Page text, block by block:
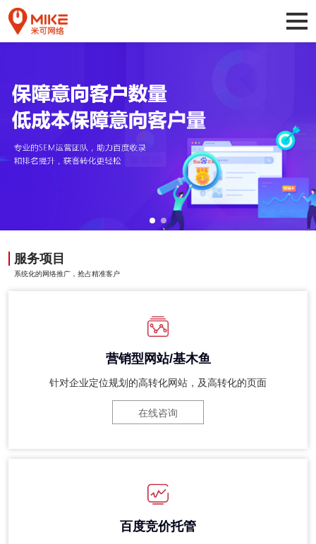
服务项目
系统化的网络推广，抢占精准客户
营销型网站/基木鱼
针对企业定位规划的高转化网站，及高转化的页面
在线咨询
百度竞价托管